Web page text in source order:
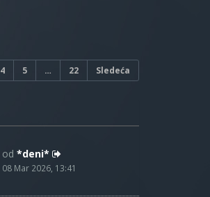
4 5 … 22 Sledeća
od *deni*
08 Mar 2026, 13:41